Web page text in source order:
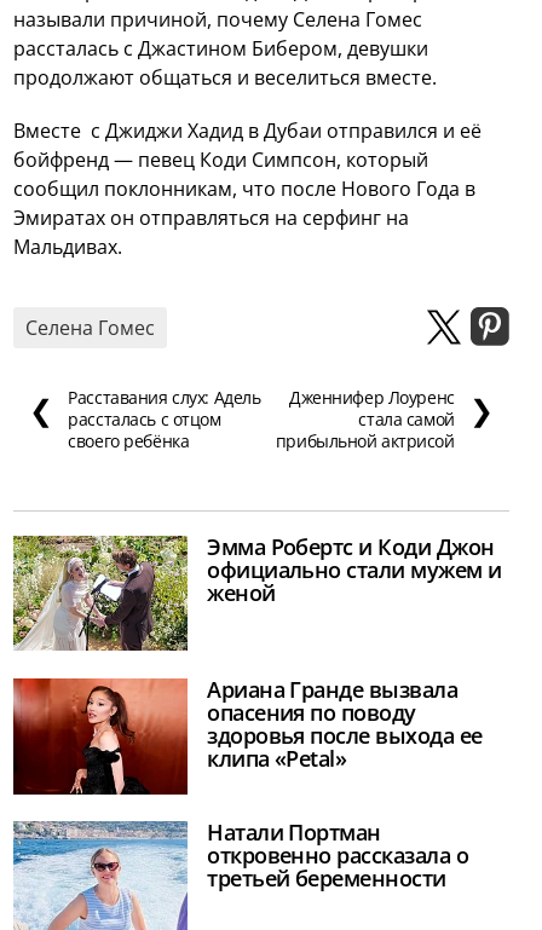
называли причиной, почему Селена Гомес
рассталась с Джастином Бибером, девушки
продолжают общаться и веселиться вместе.
Вместе с Джиджи Хадид в Дубаи отправился и её
бойфренд — певец Коди Симпсон, который
сообщил поклонникам, что после Нового Года в
Эмиратах он отправляться на серфинг на
Мальдивах.
Селена Гомес
❮
Расставания слух: Адель
рассталась с отцом
своего ребёнка
Дженнифер Лоуренс
стала самой
прибыльной актрисой
❯
Эмма Робертс и Коди Джон
официально стали мужем и
женой
Ариана Гранде вызвала
опасения по поводу
здоровья после выхода ее
клипа «Petal»
Натали Портман
откровенно рассказала о
третьей беременности